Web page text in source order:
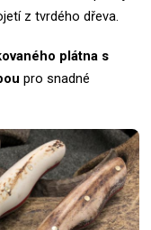
z tvrdého dřeva.
plátna s
pro snadné